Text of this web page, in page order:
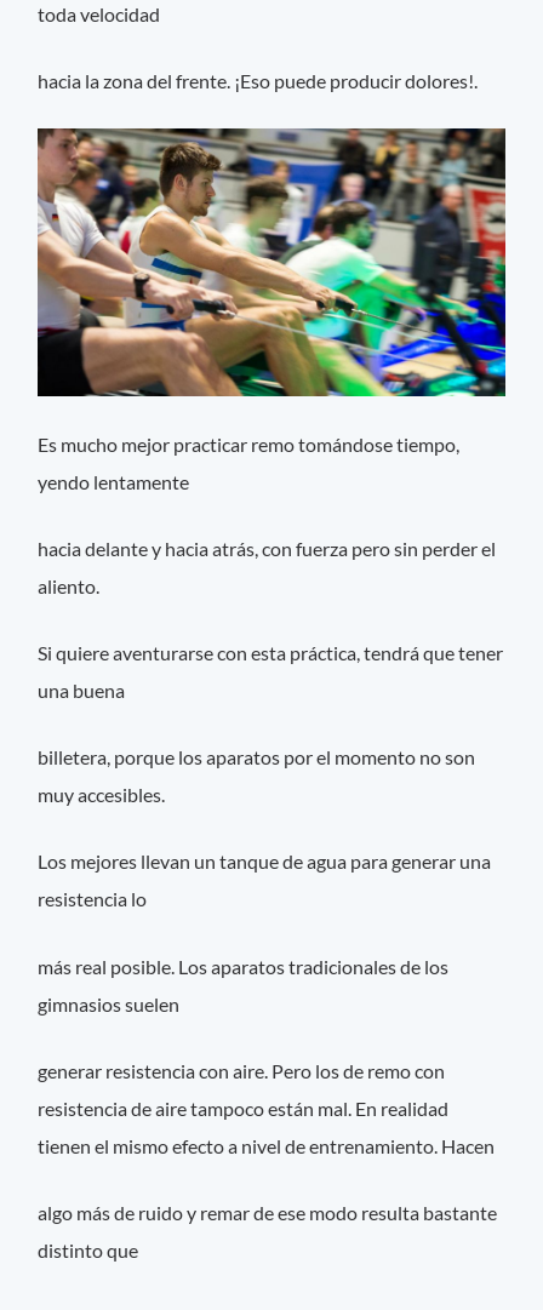
toda velocidad
hacia la zona del frente. ¡Eso puede producir dolores!.
Es mucho mejor practicar remo tomándose tiempo,
yendo lentamente
hacia delante y hacia atrás, con fuerza pero sin perder el
aliento.
Si quiere aventurarse con esta práctica, tendrá que tener
una buena
billetera, porque los aparatos por el momento no son
muy accesibles.
Los mejores llevan un tanque de agua para generar una
resistencia lo
más real posible. Los aparatos tradicionales de los
gimnasios suelen
generar resistencia con aire. Pero los de remo con
resistencia de aire tampoco están mal. En realidad
tienen el mismo efecto a nivel de entrenamiento. Hacen
algo más de ruido y remar de ese modo resulta bastante
distinto que